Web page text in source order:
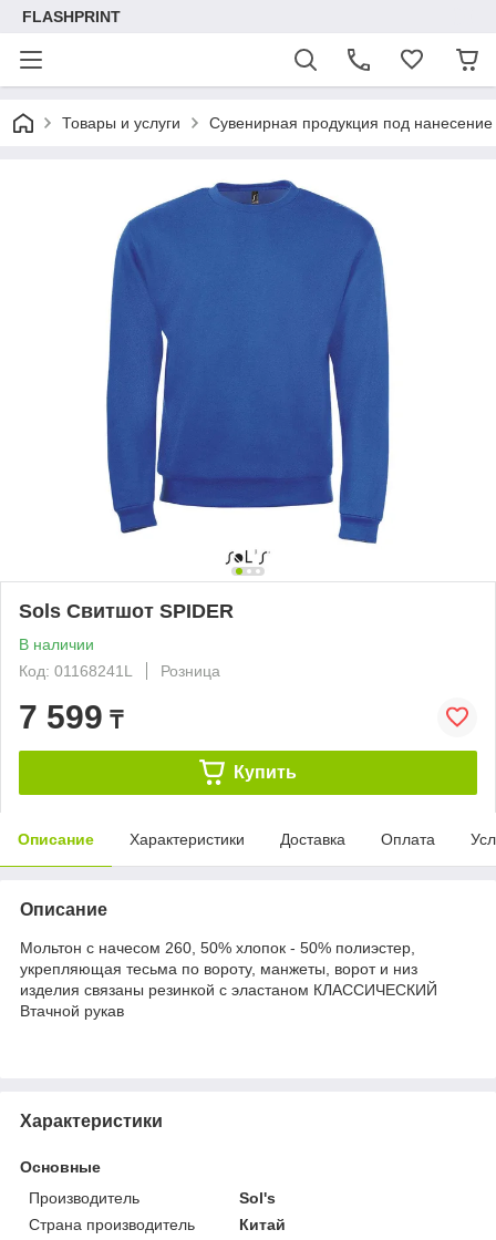
FLASHPRINT
Товары и услуги Сувенирная продукция под нанесение
Sols Свитшот SPIDER
В наличии
Код: 01168241L
Розница
7 599 ₸
Купить
Описание Характеристики Доставка Оплата
Описание
Мольтон с начесом 260, 50% хлопок - 50% полиэстер,
укрепляющая тесьма по вороту, манжеты, ворот и низ
изделия связаны резинкой с эластаном КЛАССИЧЕСКИЙ
Втачной рукав
Характеристики
Основные
Производитель
Sol's
Страна производитель
Китай